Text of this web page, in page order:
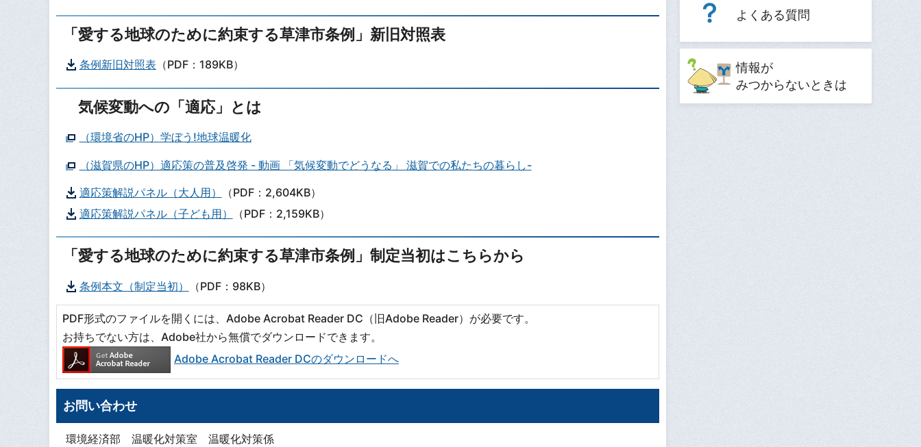
「愛する地球のために約束する草津市条例」新旧対照表
条例新旧対照表 （PDF：189KB）
気候変動への「適応」とは
（環境省のHP）学ぼう!地球温暖化
（滋賀県のHP）適応策の普及啓発 - 動画 「気候変動でどうなる」 滋賀での私たちの暮らし-
適応策解説パネル（大人用）
（PDF：2,604KB）
適応策解説パネル（子ども用）
（PDF：2,159KB）
「愛する地球のために約束する草津市条例」制定当初はこちらから
条例本文（制定当初） （PDF：98KB）
PDF形式のファイルを開くには、Adobe Acrobat Reader DC（旧Adobe Reader）が必要です。
お持ちでない方は、Adobe社から無償でダウンロードできます。
Adobe Acrobat Reader DCのダウンロードへ
お問い合わせ
環境経済部 温暖化対策室 温暖化対策係
よくある質問
情報が
みつからないときは